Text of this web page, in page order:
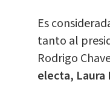
Es
tanto al
Rodrigo
electa, Laura